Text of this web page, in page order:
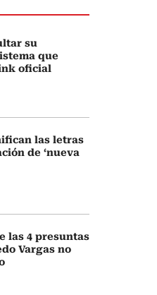
su
que
oficial
las letras
de ‘nueva
las 4 presuntas
Vargas no